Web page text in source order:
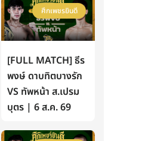
ศึกเพชรยินดี
[FULL MATCH] ธีร
พงษ์ ดาบทิตบางรัก
VS ทัพหน้า ส.เปรม
บุตร | 6 ส.ค. 69